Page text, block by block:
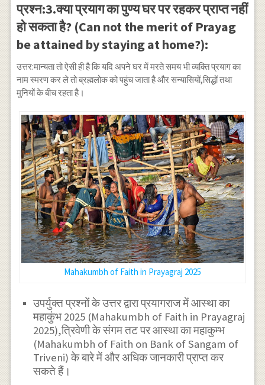
प्रश्न:3.क्या प्रयाग का पुण्य घर पर रहकर प्राप्त नहीं
हो सकता है? (Can not the merit of Prayag
be attained by staying at home?):
उत्तर:मान्यता तो ऐसी ही है कि यदि अपने घर में मरते समय भी व्यक्ति प्रयाग का
नाम स्मरण कर ले तो ब्रह्मलोक को पहुंच जाता है और सन्यासियों,सिद्धों तथा
मुनियों के बीच रहता है।
Mahakumbh of Faith in Prayagraj 2025
उपर्युक्त प्रश्नों के उत्तर द्वारा प्रयागराज में आस्था का
महाकुंभ 2025 (Mahakumbh of Faith in Prayagraj
2025),त्रिवेणी के संगम तट पर आस्था का महाकुम्भ
(Mahakumbh of Faith on Bank of Sangam of
Triveni) के बारे में और अधिक जानकारी प्राप्त कर
सकते हैं।